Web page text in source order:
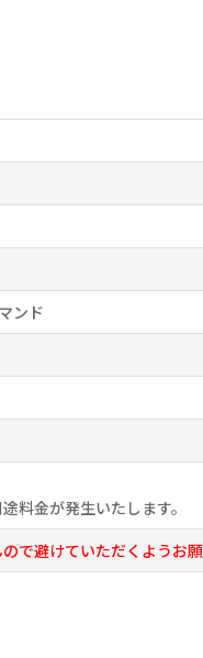
ンド
料金が発生いたします。
で避けていただくようお願